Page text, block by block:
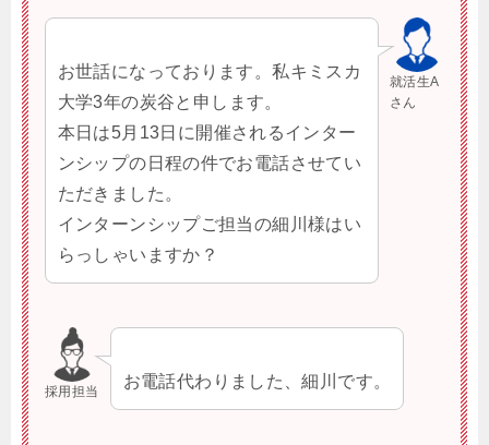
就活生A
さん
お世話になっております。私キミスカ
大学3年の炭谷と申します。
本日は5月13日に開催されるインター
ンシップの日程の件でお電話させてい
ただきました。
インターンシップご担当の細川様はい
らっしゃいますか？
採用担当
お電話代わりました、細川です。